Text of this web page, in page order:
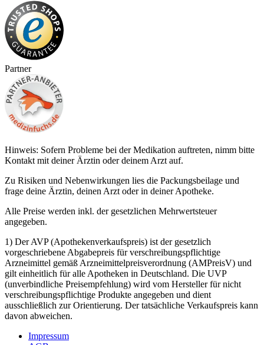
Partner
Hinweis: Sofern Probleme bei der Medikation auftreten, nimm bitte
Kontakt mit deiner Ärztin oder deinem Arzt auf.
Zu Risiken und Nebenwirkungen lies die Packungsbeilage und
frage deine Ärztin, deinen Arzt oder in deiner Apotheke.
Alle Preise werden inkl. der gesetzlichen Mehrwertsteuer
angegeben.
1) Der AVP (Apothekenverkaufspreis) ist der gesetzlich
vorgeschriebene Abgabepreis für verschreibungspflichtige
Arzneimittel gemäß Arzneimittelpreisverordnung (AMPreisV) und
gilt einheitlich für alle Apotheken in Deutschland. Die UVP
(unverbindliche Preisempfehlung) wird vom Hersteller für nicht
verschreibungspflichtige Produkte angegeben und dient
ausschließlich zur Orientierung. Der tatsächliche Verkaufspreis kann
davon abweichen.
Impressum